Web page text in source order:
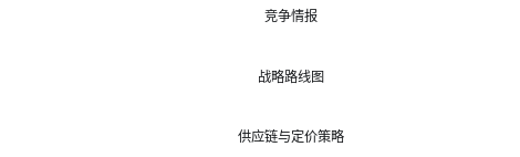
竞争情报
战略路线图
供应链与定价策略